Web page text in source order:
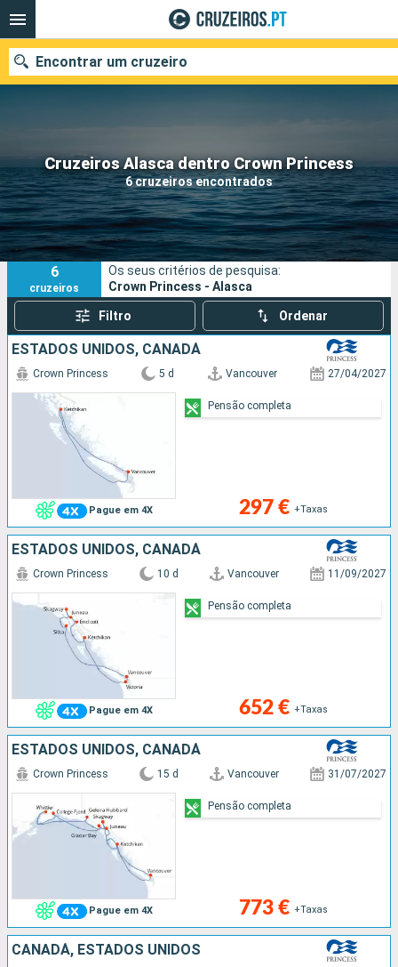
Cruzeiros Alasca dentro Crown Princess
6 cruzeiros encontrados
Encontrar um cruzeiro
Quando ir?
Data de partida
Portos Companhias
Pesquisar
6
cruzeiros
Os seus critérios de pesquisa:
Crown Princess - Alasca
Filtro Ordenar
ESTADOS UNIDOS, CANADÁ
Pague em 4X
Crown Princess 5 d Vancouver 27/04/2027
297 € +Taxas
Pensão completa
ESTADOS UNIDOS, CANADÁ
Pague em 4X
Crown Princess 10 d Vancouver 11/09/2027
652 € +Taxas
Pensão completa
ESTADOS UNIDOS, CANADÁ
Pague em 4X
Crown Princess 15 d Vancouver 31/07/2027
773 € +Taxas
Pensão completa
CANADÁ, ESTADOS UNIDOS